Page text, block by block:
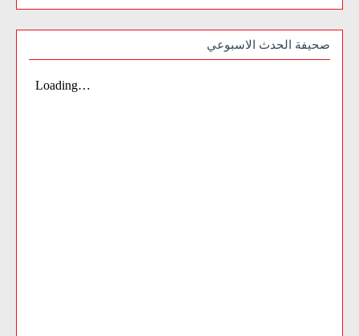
صحيفة الحدث الاسبوعي